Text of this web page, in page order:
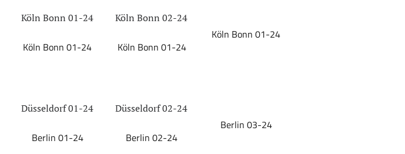
Köln Bonn 01-24
Köln Bonn 01-24
Köln Bonn 02-24
Köln Bonn 01-24
Köln Bonn 01-24
Düsseldorf 01-24
Berlin 01-24
Düsseldorf 02-24
Berlin 02-24
Berlin 03-24